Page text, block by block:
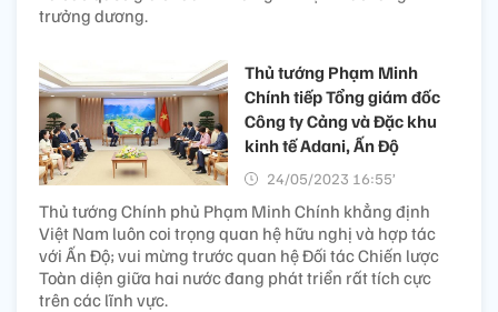
trưởng dương.
Thủ tướng Phạm Minh
Chính tiếp Tổng giám đốc
Công ty Cảng và Đặc khu
kinh tế Adani, Ấn Độ
24/05/2023 16:55’
Thủ tướng Chính phủ Phạm Minh Chính khẳng định
Việt Nam luôn coi trọng quan hệ hữu nghị và hợp tác
với Ấn Độ; vui mừng trước quan hệ Đối tác Chiến lược
Toàn diện giữa hai nước đang phát triển rất tích cực
trên các lĩnh vực.